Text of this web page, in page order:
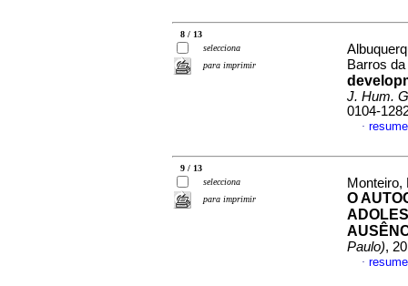
8 / 13
selecciona
para imprimir
Barros da
J. Hum.
0104-
·
9 / 13
selecciona
para imprimir
Monteiro,
O
Paulo),
·